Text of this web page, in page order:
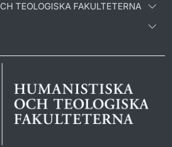
TEOLOGISKA FAKULTETERNA